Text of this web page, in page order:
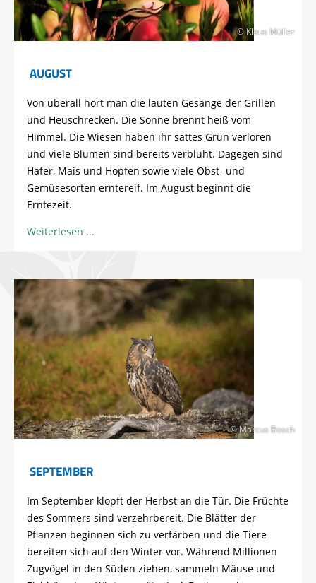
© Klaus Müller
AUGUST
Von überall hört man die lauten Gesänge der Grillen
und Heuschrecken. Die Sonne brennt heiß vom
Himmel. Die Wiesen haben ihr sattes Grün verloren
und viele Blumen sind bereits verblüht. Dagegen sind
Hafer, Mais und Hopfen sowie viele Obst- und
Gemüsesorten erntereif. Im August beginnt die
Erntezeit.
Weiterlesen
© Marcus Bosch
SEPTEMBER
Im September klopft der Herbst an die Tür. Die Früchte
des Sommers sind verzehrbereit. Die Blätter der
Pflanzen beginnen sich zu verfärben und die Tiere
bereiten sich auf den Winter vor. Während Millionen
Zugvögel in den Süden ziehen, sammeln Mäuse und